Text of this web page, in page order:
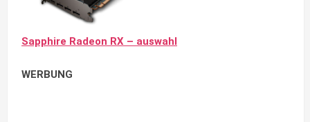
Sapphire Radeon RX – auswahl
WERBUNG